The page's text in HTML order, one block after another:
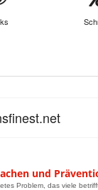
und
Problem, das viele